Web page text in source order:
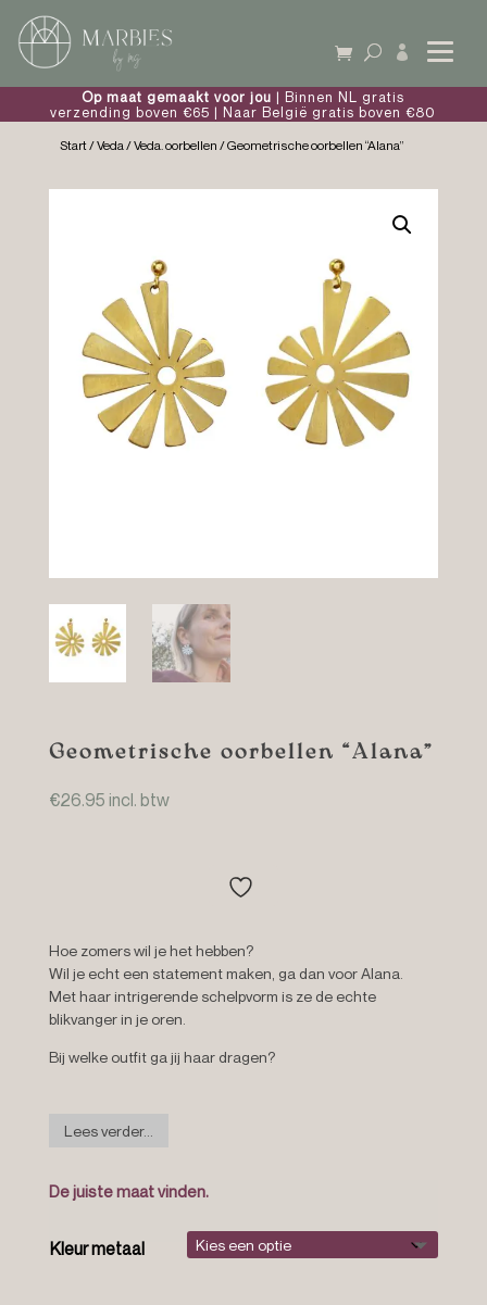

Op maat gemaakt voor jou | Binnen NL gratis
verzending boven €65 | Naar België gratis boven €80
Start/Veda/Veda. oorbellen / Geometrische oorbellen “Alana”
Geometrische oorbellen “Alana”
€26.95 incl. btw
Hoe zomers wil je het hebben?
Wil je echt een statement maken, ga dan voor Alana.
Met haar intrigerende schelpvorm is ze de echte
blikvanger in je oren.
Bij welke outfit ga jij haar dragen?
Lees verder...
De juiste maat vinden.
Kleur metaal